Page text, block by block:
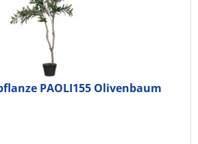
PAOLI155 Olivenbaum